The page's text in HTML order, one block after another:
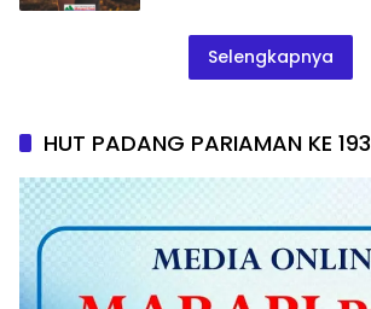
Selengkapnya
HUT PADANG PARIAMAN KE 193